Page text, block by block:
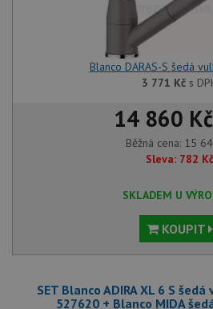
Blanco DARAS-S šedá
3 771 Kčs
14 860 Kč
Běžná cena: 15
Sleva: 782 Kč
SKLADEM U
KOUPIT
SET Blanco ADIRA XL 6 S
527620 + Blanco MIDA